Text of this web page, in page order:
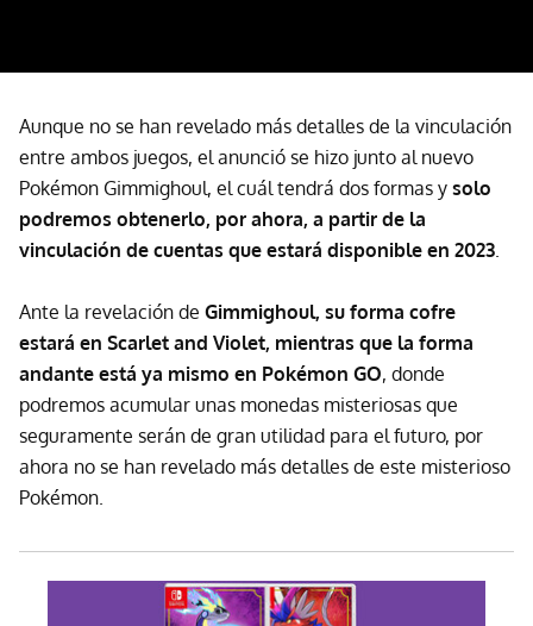
Aunque no se han revelado más detalles de la vinculación
entre ambos juegos, el anunció se hizo junto al nuevo
Pokémon Gimmighoul, el cuál tendrá dos formas y solo
podremos obtenerlo, por ahora, a partir de la
vinculación de cuentas que estará disponible en 2023
Ante la revelación de Gimmighoul, su forma cofre
estará en Scarlet and Violet, mientras que la forma
andante está ya mismo en Pokémon GO, donde
podremos acumular unas monedas misteriosas que
seguramente serán de gran utilidad para el futuro, por
ahora no se han revelado más detalles de este misterioso
Pokémon.